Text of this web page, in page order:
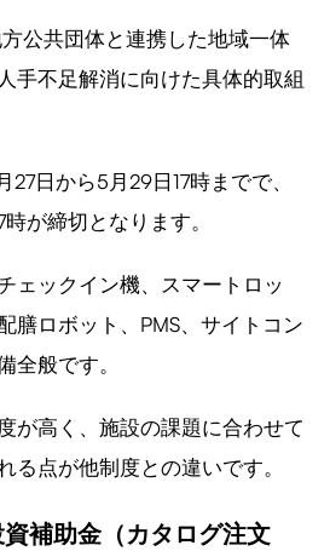
公共団体と連携した地域一体
手不足解消に向けた具体的取組
日から5月29日17時までで、
が締切となります。
ェックイン機、スマートロッ
膳ロボット、PMS、サイトコン
全般です。
が高く、施設の課題に合わせて
る点が他制度との違いです。
補助金（カタログ注文